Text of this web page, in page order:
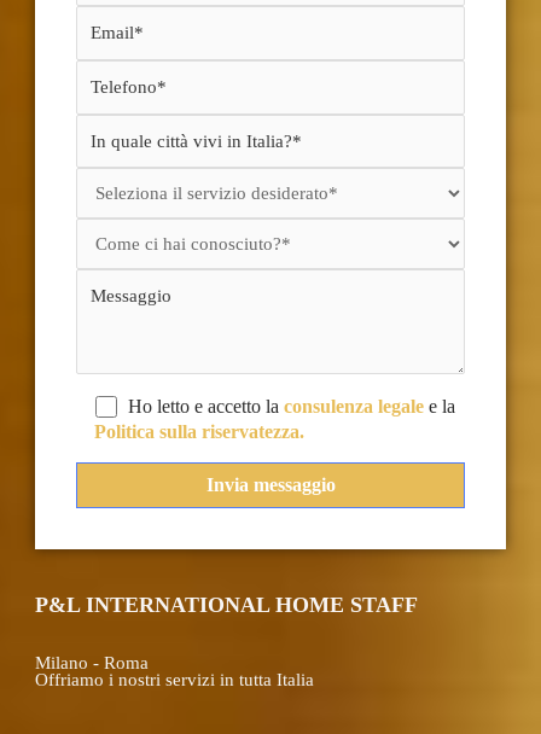
Ho letto e accetto laconsulenza legale e la
Politica sulla riservatezza.
P&L INTERNATIONAL HOME STAFF
Milano - Roma
Offriamo i nostri servizi in tutta Italia